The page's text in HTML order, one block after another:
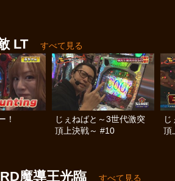
LT すべて見る
！
じぇねばと～3世代激突
頂上決戦～ #10
頂
魔導王光臨 すべて見る